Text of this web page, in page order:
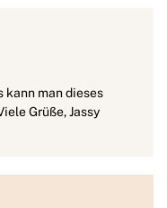
kann man dieses
Grüße, Jassy